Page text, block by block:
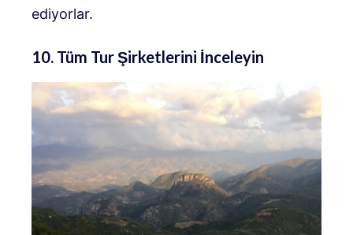
ediyorlar.
10. Tüm Tur Şirketlerini İnceleyin